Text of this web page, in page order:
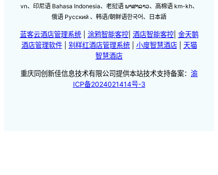
vn、印尼语 Bahasa Indonesia、老挝语 ພາສາລາວ、高棉语 km-kh、
俄语 Русский 、韩语/朝鲜语한국어、日本語
蓝客云酒店管理系统| 涂鸦智能客控| 酒店智能客控| 金天鹅
酒店管理软件| 别样红酒店管理系统| 小度智慧酒店| 天猫
智慧酒店
重庆同创新佳信息技术有限公司提供本站技术支持备案： 渝
ICP备2024021414号-3